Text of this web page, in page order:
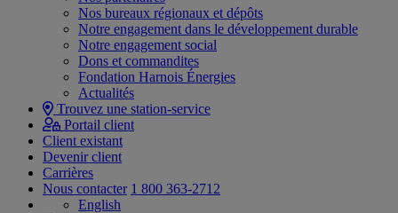
Nos bureaux régionaux et dépôts
Notre engagement dans le développement durable
Notre engagement social
Dons et commandites
Fondation Harnois Énergies
Actualités
Trouvez une station-service
Portail client
Client existant
Devenir client
Carrières
Nous contacter 1 800 363-2712
English